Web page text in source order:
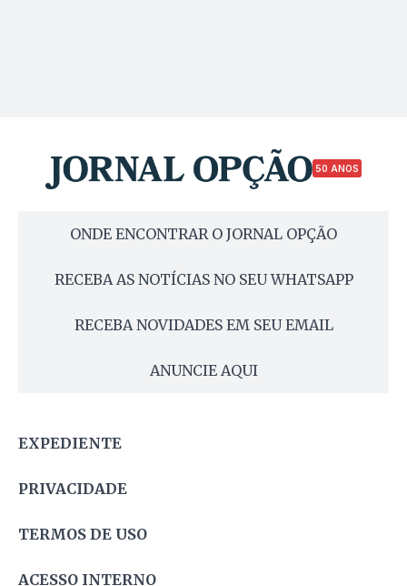
50 ANOS
ONDE ENCONTRAR O JORNAL OPÇÃO
RECEBA AS NOTÍCIAS NO SEU WHATSAPP
RECEBA NOVIDADES EM SEU EMAIL
ANUNCIE AQUI
EXPEDIENTE
PRIVACIDADE
TERMOS DE USO
ACESSO INTERNO